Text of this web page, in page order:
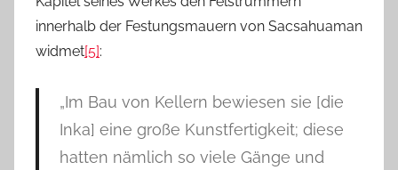
innerhalb der Festungsmauern von Sacsahuaman
widmet[5]:
„Im Bau von Kellern bewiesen sie [die
Inka] eine große Kunstfertigkeit; diese
hatten nämlich so viele Gänge und